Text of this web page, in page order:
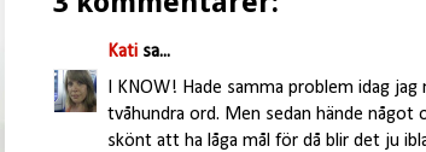
Katisa...
I KNOW! Hade samma problem idag
tvåhundra ord. Men sedan hände något
skönt att ha låga mål för då blir det ju